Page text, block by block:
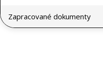
Zapracované dokumenty